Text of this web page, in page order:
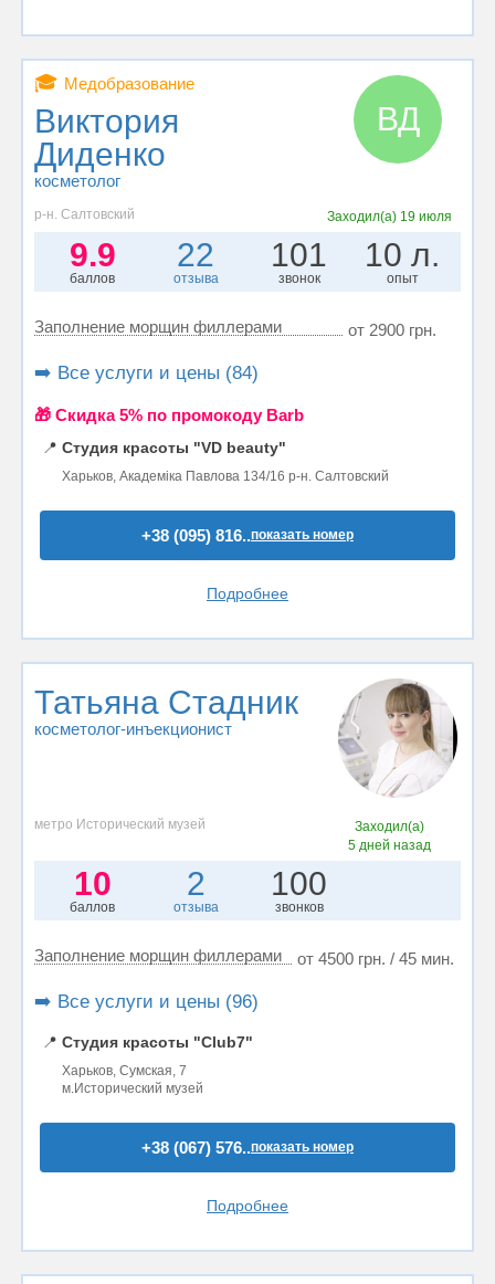
🎓 Медобразование
Виктория
Диденко
косметолог
ВД
р-н. Салтовский Заходил(а) 19 июля
9.9
баллов
22
отзыва
101
звонок
10 л.
опыт
Заполнение морщин филлерами от 2900 грн.
➡️ Все услуги и цены (84)
🎁 Cкидка 5% по промокоду Barb
📍 Студия красоты "VD beauty"
Харьков, Академіка Павлова 134/16 р-н. Салтовский
+38 (095) 816..показать номер
Подробнее
Татьяна Стадник
косметолог-инъекционист
метро Исторический музей
Заходил(а)
5 дней назад
10
баллов
2
отзыва
100
звонков
Заполнение морщин филлерами от 4500 грн. / 45 мин.
➡️ Все услуги и цены (96)
📍 Студия красоты "Club7"
Харьков, Сумская, 7
м.Исторический музей
+38 (067) 576..показать номер
Подробнее